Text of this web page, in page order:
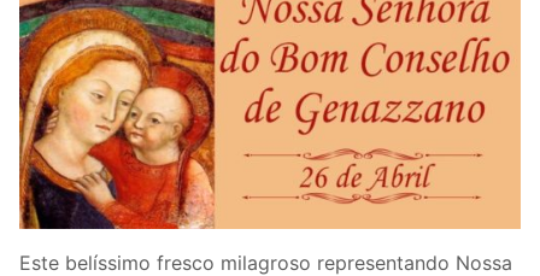
Santo do Dia
Quem somos nós
Este belíssimo fresco milagroso representando Nossa